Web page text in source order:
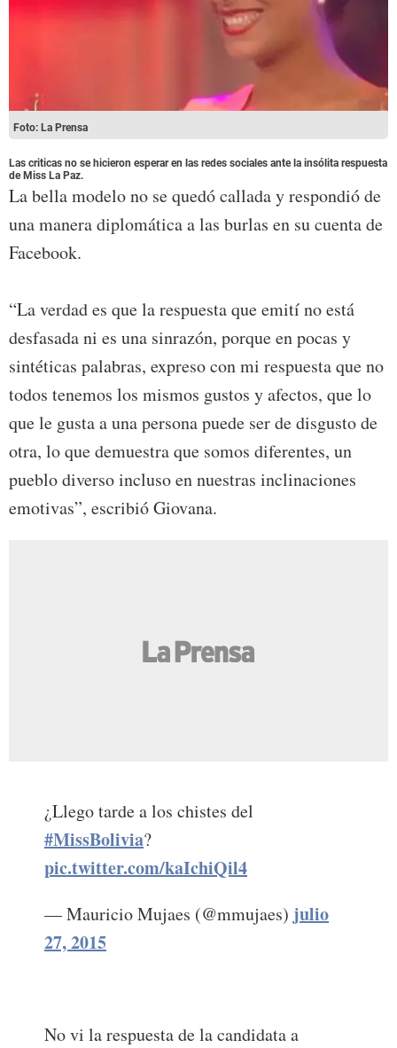
Foto: La Prensa
Las criticas no se hicieron esperar en las redes sociales ante la insólita respuesta
de Miss La Paz.
La bella modelo no se quedó callada y respondió de
una manera diplomática a las burlas en su cuenta de
Facebook.
“La verdad es que la respuesta que emití no está
desfasada ni es una sinrazón, porque en pocas y
sintéticas palabras, expreso con mi respuesta que no
todos tenemos los mismos gustos y afectos, que lo
que le gusta a una persona puede ser de disgusto de
otra, lo que demuestra que somos diferentes, un
pueblo diverso incluso en nuestras inclinaciones
emotivas”, escribió Giovana.
¿Llego tarde a los chistes del
#MissBolivia?
pic.twitter.com/kaIchiQil4
— Mauricio Mujaes (@mmujaes) julio
27, 2015
No vi la respuesta de la candidata a